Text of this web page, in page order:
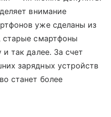
внимание
уже сделаны из
старые смартфоны
так далее. За счет
зарядных устройств
станет более